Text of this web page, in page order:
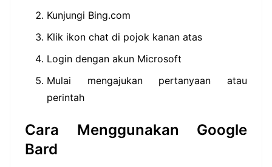
Kunjungi Bing.com
Klik ikon chat di pojok kanan atas
Login dengan akun Microsoft
Mulai mengajukan pertanyaan atau
perintah
Cara Menggunakan Google
Bard